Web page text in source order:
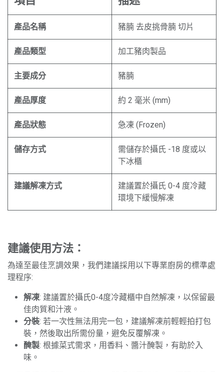
產品名稱 豬腩 去皮挑骨腩 切片
產品類型 加工豬肉製品
主要成分 豬腩
產品厚度 約 2 毫米 (mm)
產品狀態 急凍 (Frozen)
儲存方式
需儲存於攝氏 -18 度或以
下冰櫃
建議解凍方式
建議置於攝氏 0-4 度冷藏
環境下緩慢解凍
建議使用方法：
為達至最佳烹調效果，我們建議採用以下專業廚房的標準處
理程序:
解凍: 建議置於攝氏0-4度冷藏櫃中自然解凍，以保留最
佳肉質和汁液。
分裝: 若一次性無法用完一包，建議解凍前輕輕拍打包
裝，然後取出所需份量，避免反覆解凍。
醃製: 根據菜式需求，用香料、醬汁醃製，有助於入
味。